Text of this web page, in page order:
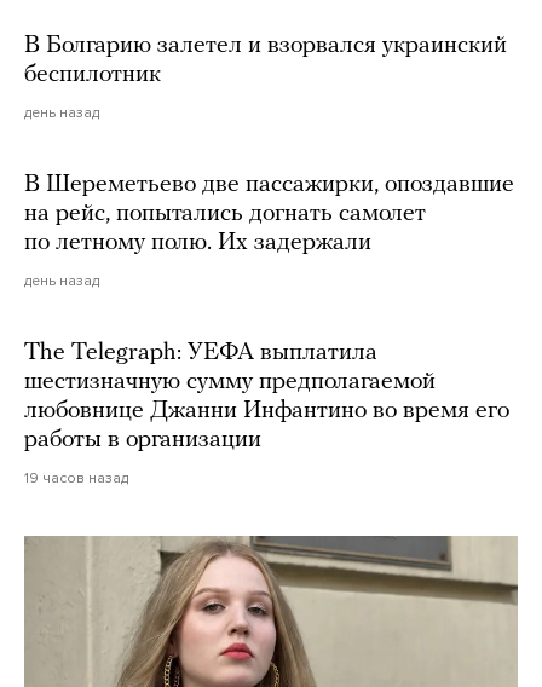
В Болгарию залетел и взорвался украинский
беспилотник
день назад
В Шереметьево две пассажирки, опоздавшие
на рейс, попытались догнать самолет
по летному полю. Их задержали
день назад
The Telegraph: УЕФА выплатила
шестизначную сумму предполагаемой
любовнице Джанни Инфантино во время его
работы в организации
19 часов назад